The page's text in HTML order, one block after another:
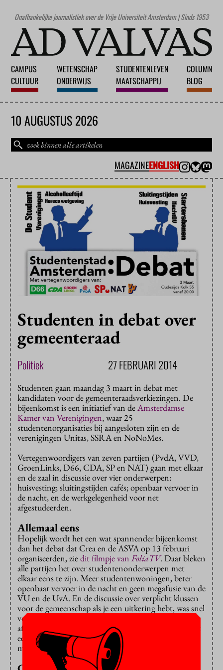
Onafhankelijke journalistiek over de Vrije Universiteit Amsterdam | Sinds 1953
CAMPUS
CULTUUR
WETENSCHAP
ONDERWIJS
STUDENTENLEVEN
MAATSCHAPPIJ
COLUMN
BLOG
10 AUGUSTUS 2026
MAGAZINEENGLISH
Studenten in debat over
gemeenteraad
Politiek 27 FEBRUARI 2014
Studenten gaan maandag 3 maart in debat met
kandidaten voor de gemeenteraadsverkiezingen. De
bijeenkomst is een initiatief van deAmsterdamse
Kamer van Verenigingen, waar 25
studentenorganisaties bij aangesloten zijn en de
verenigingen Unitas, SSRA en NoNoMes.
Vertegenwoordigers van zeven partijen (PvdA, VVD,
GroenLinks, D66, CDA, SP en NAT) gaan met elkaar
en de zaal in discussie over vier onderwerpen:
huisvesting; sluitingstijden cafés; openbaar vervoer in
de nacht, en de werkgelegenheid voor net
afgestudeerden.
Allemaal eens
Hopelijk wordt het een wat spannender bijeenkomst
dan het debat dat Crea en de ASVA op 13 februari
organiseerden, ziedit filmpje van FoliaTV. Daar bleken
alle partijen het over studentenonderwerpen met
elkaar eens te zijn. Meer studentenwoningen, beter
openbaar vervoer in de nacht en geen megafusie van de
VU en de UvA. En de discussie over verplicht klussen
voor de gemeenschap als je een uitkering hebt, was snel
voorbij. Die vraag telt nauwelijks voor pas
afgestudeerden, want die krijgen toch nagenoeg nooit
een uitkering. Daar moet je namelijk in principe
minstens 27 jaar voor zijn.